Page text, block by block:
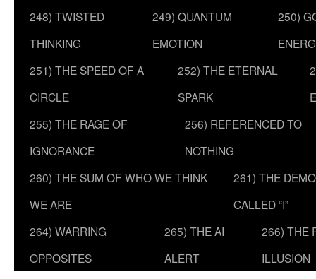
248) TWISTED
THINKING
249) QUANTUM
EMOTION
250)
251) THE SPEED OF A
CIRCLE
252) THE ETERNAL
SPARK
255) THE RAGE OF
IGNORANCE
256) REFERENCED TO
NOTHING
260) THE SUM OF WHO WE THINK
WE ARE
261) THE
CALLED “I”
264) WARRING
OPPOSITES
265) THE AI
ALERT
266) THE
ILLUSION